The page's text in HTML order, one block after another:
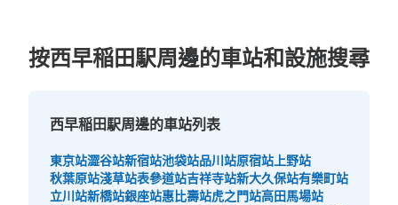
按西早稲田駅周邊的車站和設施搜尋
西早稲田駅周邊的車站列表
東京站澀谷站新宿站池袋站品川站原宿站 上野站
秋葉原站淺草站表參道站吉祥寺站新大久保站有樂町站
立川站新橋站銀座站惠比壽站虎之門站高田馬場站